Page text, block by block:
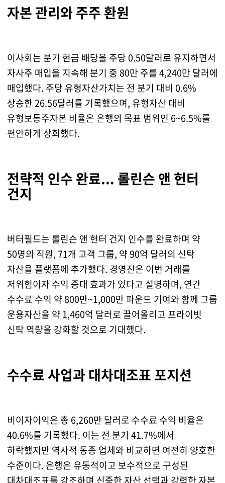
자본 관리와 주주 환원
이사회는 분기 현금 배당을 주당 0.50달러로 유지하면서
자사주 매입을 지속해 분기 중 80만 주를 4,240만 달러에
매입했다. 주당 유형자산가치는 전 분기 대비 0.6%
상승한 26.56달러를 기록했으며, 유형자산 대비
유형보통주자본 비율은 은행의 목표 범위인 6~6.5%를
편안하게 상회했다.
전략적 인수 완료... 롤린슨 앤 헌터
건지
버터필드는 롤린슨 앤 헌터 건지 인수를 완료하며 약
50명의 직원, 71개 고객 그룹, 약 90억 달러의 신탁
자산을 플랫폼에 추가했다. 경영진은 이번 거래를
저위험이자 수익 증대 효과가 있다고 설명하며, 연간
수수료 수익 약 800만~1,000만 파운드 기여와 함께 그룹
운용자산을 약 1,460억 달러로 끌어올리고 프라이빗
신탁 역량을 강화할 것으로 기대했다.
수수료 사업과 대차대조표 포지션
비이자이익은 총 6,260만 달러로 수수료 수익 비율은
40.6%를 기록했다. 이는 전 분기 41.7%에서
하락했지만 역사적 동종 업체와 비교하면 여전히 양호한
수준이다. 은행은 유동적이고 보수적으로 구성된